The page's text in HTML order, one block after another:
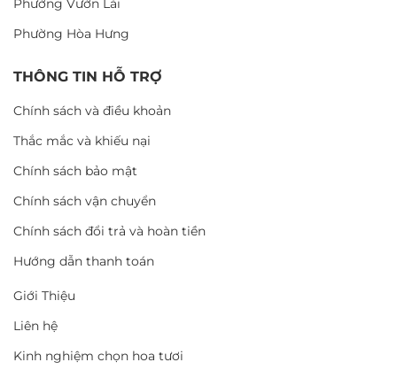
Phường Vườn Lài
Phường Hòa Hưng
THÔNG TIN HỖ TRỢ
Chính sách và điều khoản
Thắc mắc và khiếu nại
Chính sách bảo mật
Chính sách vận chuyển
Chính sách đổi trả và hoàn tiền
Hướng dẫn thanh toán
Giới Thiệu
Liên hệ
Kinh nghiệm chọn hoa tươi